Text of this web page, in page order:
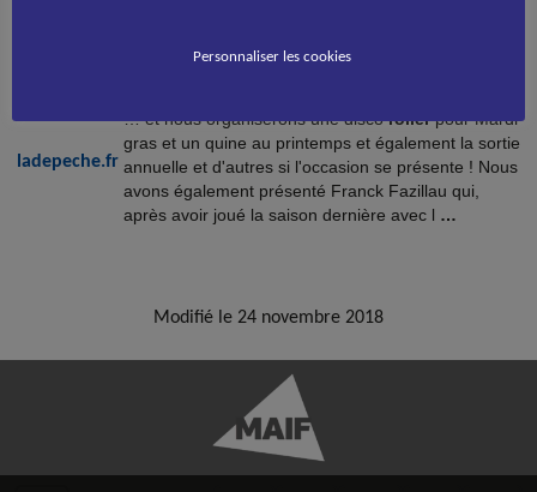
ladepeche.fr
Les ambitions duRollerHockey
… et nous organiserons une discorollerpour Mardi
gras et un quine au printemps et également la sortie
annuelle et d'autres si l'occasion se présente ! Nous
avons également présenté Franck Fazillau qui,
après avoir joué la saison dernière avec l …
Modifié le 24 novembre 2018
Personnaliser les cookies